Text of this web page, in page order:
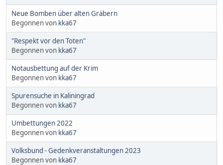
Neue Bomben über alten Gräbern
Begonnen von kka67
"Respekt vor den Toten"
Begonnen von kka67
Notausbettung auf der Krim
Begonnen von kka67
Spurensuche in Kaliningrad
Begonnen von kka67
Umbettungen 2022
Begonnen von kka67
Volksbund - Gedenkveranstaltungen 2023
Begonnen von kka67